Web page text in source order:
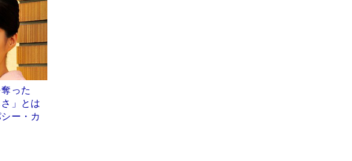
った
さ」とは
ー・カ